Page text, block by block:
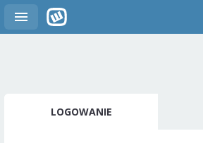
LOGOWANIE